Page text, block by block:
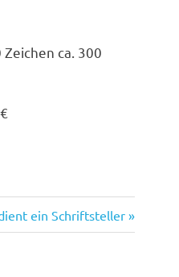
ca. 300
ein Schriftsteller